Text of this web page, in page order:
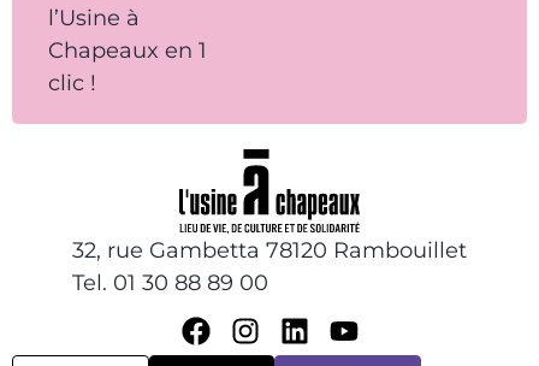
l’Usine à
Chapeaux en 1
clic !
32, rue Gambetta 78120 Rambouillet
Tel. 01 30 88 89 00